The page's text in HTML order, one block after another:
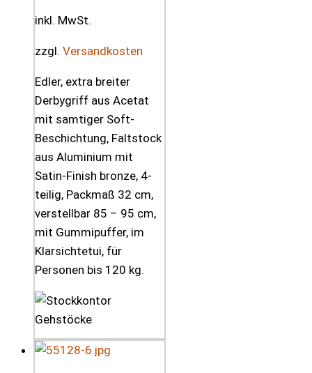
inkl. MwSt.
zzgl. Versandkosten
Edler, extra breiter
Derbygriff aus Acetat
mit samtiger Soft-
Beschichtung, Faltstock
aus Aluminium mit
Satin-Finish bronze, 4-
teilig, Packmaß 32 cm,
verstellbar 85 – 95 cm,
mit Gummipuffer, im
Klarsichtetui, für
Personen bis 120 kg.